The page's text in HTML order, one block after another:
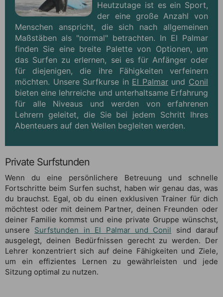
Heutzutage ist es ein Sport,
der eine große Anzahl von
Menschen anspricht, die sich nach allgemeinen
Maßstäben als "normal" betrachten. In El Palmar
finden Sie eine breite Palette von Optionen, um
das Surfen zu erlernen, sei es für Anfänger oder
für diejenigen, die ihre Fähigkeiten verfeinern
möchten. Unsere Surfkurse in El Palmarund Conil
bieten eine lehrreiche und unterhaltsame Erfahrung
für alle Niveaus und werden von erfahrenen
Lehrern geleitet, die Sie bei jedem Schritt Ihres
Abenteuers auf den Wellen begleiten werden.
Private Surfstunden
Wenn du eine persönlichere Betreuung und schnelle
Fortschritte beim Surfen suchst, haben wir genau das, was
du brauchst. Egal, ob du einen exklusiven Trainer für dich
möchtest oder mit deinem Partner, deinen Freunden oder
deiner Familie kommst und eine private Gruppe wünschst,
unsere Surfstunden in El Palmar und Conil sind darauf
ausgelegt, deinen Bedürfnissen gerecht zu werden. Der
Lehrer konzentriert sich auf deine Fähigkeiten und Ziele,
um ein effizientes Lernen zu gewährleisten und jede
Sitzung optimal zu nutzen.